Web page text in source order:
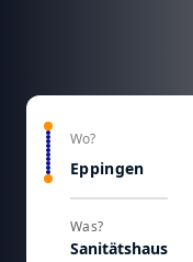
Wo?
Eppingen
Was?
Sanitätshaus